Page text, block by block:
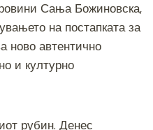
Сања Божиновска,
на постапката за
ново автентично
и културно
рубин. Денес